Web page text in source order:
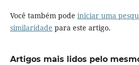
Você também pode iniciar uma
similaridade para este artigo.
Artigos mais lidos pelo